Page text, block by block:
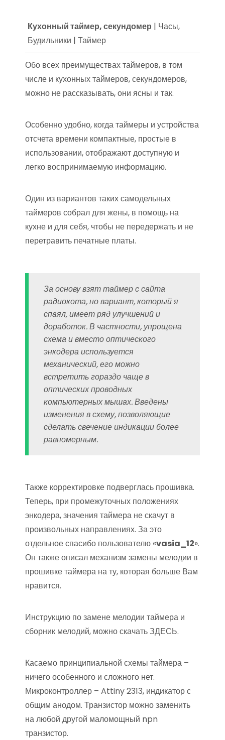
Кухонный таймер, секундомер | Часы,
Будильники | Таймер
Обо всех преимуществах таймеров, в том
числе и кухонных таймеров, секундомеров,
можно не рассказывать, они ясны и так.
Особенно удобно, когда таймеры и устройства
отсчета времени компактные, простые в
использовании, отображают доступную и
легко воспринимаемую информацию.
Один из вариантов таких самодельных
таймеров собрал для жены, в помощь на
кухне и для себя, чтобы не передержать и не
перетравить печатные платы.
За основу взят таймер с сайта
радиокота, но вариант, который я
спаял, имеет ряд улучшений и
доработок. В частности, упрощена
схема и вместо оптического
энкодера используется
механический, его можно
встретить гораздо чаще в
оптических проводных
компьютерных мышах. Введены
изменения в схему, позволяющие
сделать свечение индикации более
равномерным.
Также корректировке подверглась прошивка.
Теперь, при промежуточных положениях
энкодера, значения таймера не скачут в
произвольных направлениях. За это
отдельное спасибо пользователю «vasia_12».
Он также описал механизм замены мелодии в
прошивке таймера на ту, которая больше Вам
нравится.
Инструкцию по замене мелодии таймера и
сборник мелодий, можно скачать ЗДЕСЬ.
Касаемо принципиальной схемы таймера –
ничего особенного и сложного нет.
Микроконтроллер – Attiny 2313, индикатор с
общим анодом. Транзистор можно заменить
на любой другой маломощный npn
транзистор.